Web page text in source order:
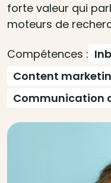
forte valeur qui
moteurs de
Compétences :
Content
Communication